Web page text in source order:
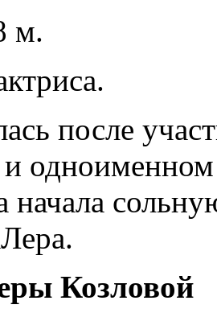
м.
после
одноименном
начала
Козловой